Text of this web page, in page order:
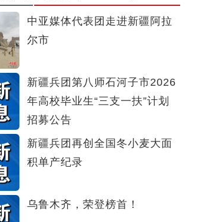
中亚媒体代表团走进新疆阿拉
尔市
新疆兵团第八师石河子市2026
年高校毕业生“三支一扶”计划
招募公告
新疆兵团再创全国冬小麦大面
积单产纪录
乌鲁木齐，荣登榜首！